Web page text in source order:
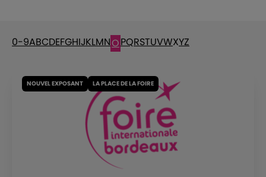
0-9ABCDEFGHIJKLMNOPQRSTUVWXYZ
NOUVEL EXPOSANT LA PLACE DE LA FOIRE